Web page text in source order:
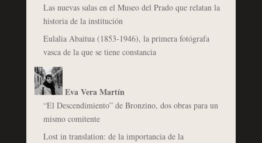
Las nuevas salas en el Museo del Prado que relatan la
historia de la institución
Eulalia Abaitua (1853-1946), la primera fotógrafa
vasca de la que se tiene constancia
Eva Vera Martín
“El Descendimiento” de Bronzino, dos obras para un
mismo comitente
Lost in translation: de la importancia de la